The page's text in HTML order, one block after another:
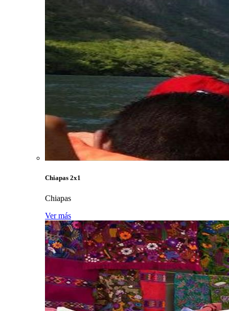
Chiapas 2x1
Chiapas
Ver más